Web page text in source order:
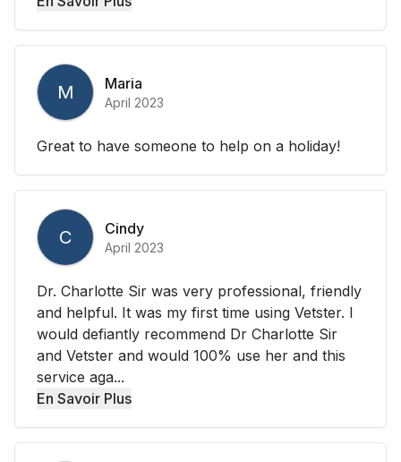
M Maria
April 2023
Great to have someone to help on a holiday!
C Cindy
April 2023
Dr. Charlotte Sir was very professional, friendly
and helpful. It was my first time using Vetster. I
would defiantly recommend Dr Charlotte Sir
and Vetster and would 100% use her and this
service aga...
En Savoir Plus